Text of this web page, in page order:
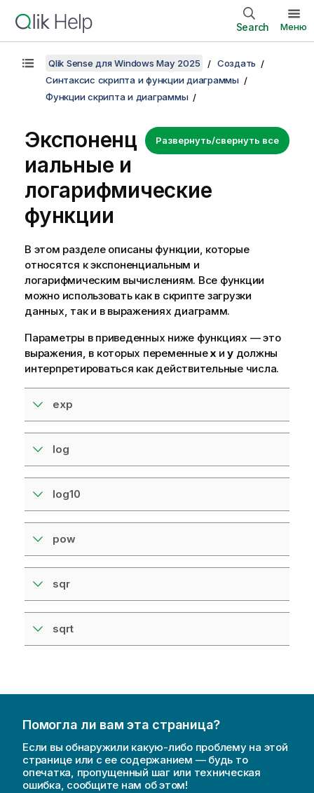
Search Меню
Qlik Sense для Windows May 2025
Создать
Синтаксис скрипта и функции диаграммы
Функции скрипта и диаграммы
Развернуть/свернуть все
Экспоненц
иальные и
логарифмические
функции
В этом разделе описаны функции, которые
относятся к экспоненциальным и
логарифмическим вычислениям. Все функции
можно использовать как в скрипте загрузки
данных, так и в выражениях диаграмм.
Параметры в приведенных ниже функциях — это
выражения, в которых переменныеxи yдолжны
интерпретироваться как действительные числа.
exp
log
log10
pow
sqr
sqrt
Помогла ли вам эта страница?
Если вы обнаружили какую-либо проблему на этой
странице или с ее содержанием — будь то
опечатка, пропущенный шаг или техническая
ошибка, сообщите нам об этом!